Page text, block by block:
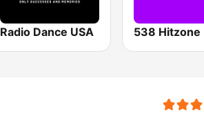
Radio Dance USA 538 Hitzone